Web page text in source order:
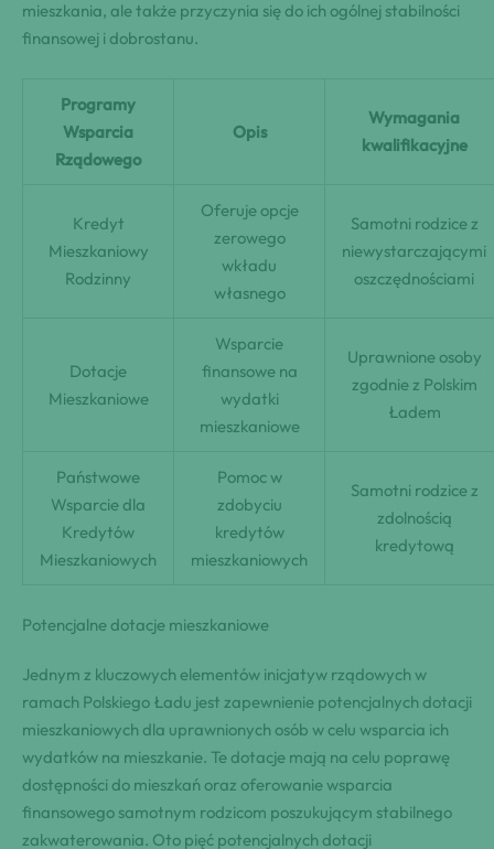
mieszkania, ale także przyczynia się do ich ogólnej stabilności
finansowej i dobrostanu.
Programy
Wsparcia
Rządowego
Opis
Wymagania
kwalifikacyjne
Kredyt
Mieszkaniowy
Rodzinny
Oferuje opcje
zerowego
wkładu
własnego
Samotni rodzice z
niewystarczającymi
oszczędnościami
Dotacje
Mieszkaniowe
Wsparcie
finansowe na
wydatki
mieszkaniowe
Uprawnione osoby
zgodnie z Polskim
Ładem
Państwowe
Wsparcie dla
Kredytów
Mieszkaniowych
Pomoc w
zdobyciu
kredytów
mieszkaniowych
Samotni rodzice z
zdolnością
kredytową
Potencjalne dotacje mieszkaniowe
Jednym z kluczowych elementów inicjatyw rządowych w
ramach Polskiego Ładu jest zapewnienie potencjalnych dotacji
mieszkaniowych dla uprawnionych osób w celu wsparcia ich
wydatków na mieszkanie. Te dotacje mają na celu poprawę
dostępności do mieszkań oraz oferowanie wsparcia
finansowego samotnym rodzicom poszukującym stabilnego
zakwaterowania. Oto pięć potencjalnych dotacji